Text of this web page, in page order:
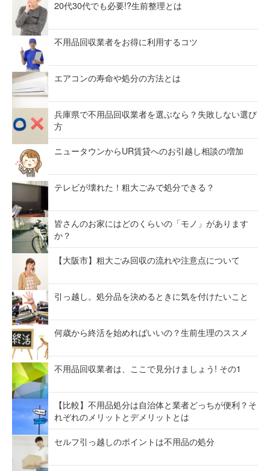
20代30代でも必要!?生前整理とは
不用品回収業者をお得に利用するコツ
エアコンの寿命や処分の方法とは
兵庫県で不用品回収業者を選ぶなら？失敗しない選び
方
ニュータウンからUR賃貸へのお引越し相談の増加
テレビが壊れた！粗大ごみで処分できる？
皆さんのお家にはどのくらいの「モノ」があります
か？
【大阪市】粗大ごみ回収の流れや注意点について
引っ越し。処分品を決めるときに気を付けたいこと
何歳から終活を始めればいいの？生前生理のススメ
不用品回収業者は、ここで見分けましょう! その1
【比較】不用品処分は自治体と業者どっちが便利？そ
れぞれのメリットとデメリットとは
セルフ引っ越しのポイントは不用品の処分